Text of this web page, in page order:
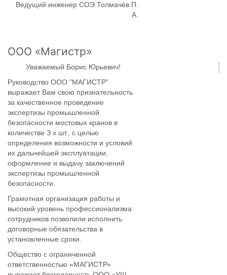
Ведущий инженер СОЭ Толмачёв П.
А.
ООО «Магистр»
Уважаемый Борис Юрьевич!
Руководство ООО ”МАГИСТР”
выражает Вам свою признательность
за качественное проведение
экспертизы промышленной
безопасности мостовых кранов в
количестве З х шт., с целью
определения возможности и условий
их дальнейшей эксплуатации,
оформление и выдачу заключений
экспертизы промышленной
безопасности.
Грамотная организация работы и
высокий уровень профессионализма
сотрудников позволили исполнить
договорные обязательства в
установленные сроки.
Общество с ограниченной
ответственностью «МАГИСТР»